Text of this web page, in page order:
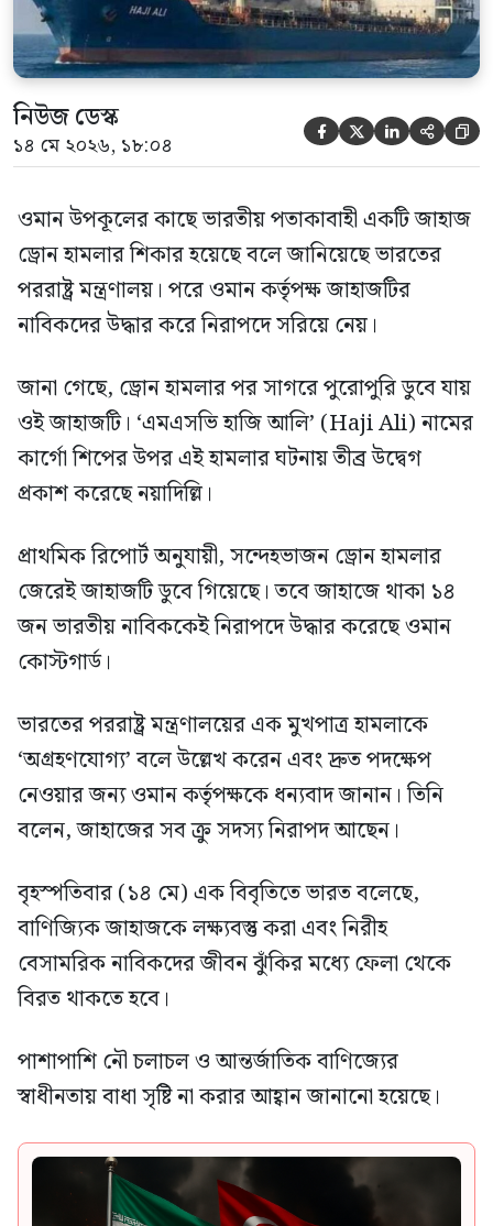
নিউজ ডেস্ক
১৪ মে ২০২৬, ১৮:০৪     
ওমান উপকূলের কাছে ভারতীয় পতাকাবাহী একটি জাহাজ
ড্রোন হামলার শিকার হয়েছে বলে জানিয়েছে ভারতের
পররাষ্ট্র মন্ত্রণালয়। পরে ওমান কর্তৃপক্ষ জাহাজটির
নাবিকদের উদ্ধার করে নিরাপদে সরিয়ে নেয়।
জানা গেছে, ড্রোন হামলার পর সাগরে পুরোপুরি ডুবে যায়
ওই জাহাজটি। ‘এমএসভি হাজি আলি’ (Haji Ali) নামের
কার্গো শিপের উপর এই হামলার ঘটনায় তীব্র উদ্বেগ
প্রকাশ করেছে নয়াদিল্লি।
প্রাথমিক রিপোর্ট অনুযায়ী, সন্দেহভাজন ড্রোন হামলার
জেরেই জাহাজটি ডুবে গিয়েছে। তবে জাহাজে থাকা ১৪
জন ভারতীয় নাবিককেই নিরাপদে উদ্ধার করেছে ওমান
কোস্টগার্ড।
ভারতের পররাষ্ট্র মন্ত্রণালয়ের এক মুখপাত্র হামলাকে
‘অগ্রহণযোগ্য’ বলে উল্লেখ করেন এবং দ্রুত পদক্ষেপ
নেওয়ার জন্য ওমান কর্তৃপক্ষকে ধন্যবাদ জানান। তিনি
বলেন, জাহাজের সব ক্রু সদস্য নিরাপদ আছেন।
বৃহস্পতিবার (১৪ মে) এক বিবৃতিতে ভারত বলেছে,
বাণিজ্যিক জাহাজকে লক্ষ্যবস্তু করা এবং নিরীহ
বেসামরিক নাবিকদের জীবন ঝুঁকির মধ্যে ফেলা থেকে
বিরত থাকতে হবে।
পাশাপাশি নৌ চলাচল ও আন্তর্জাতিক বাণিজ্যের
স্বাধীনতায় বাধা সৃষ্টি না করার আহ্বান জানানো হয়েছে।